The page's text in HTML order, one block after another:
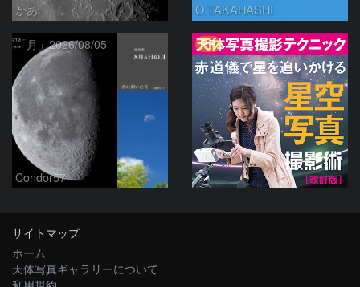
かあ O.TAKAHASHI
「月」2026/08/05
Condor57
PR
サイトマップ
ホーム
天体写真ギャラリーについて